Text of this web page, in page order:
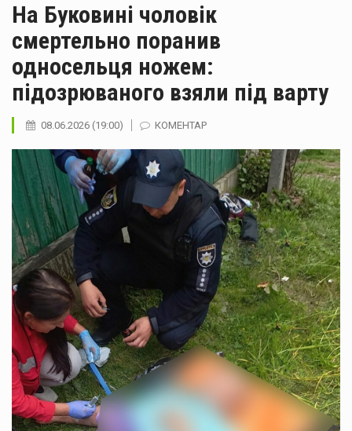
На Буковині чоловік
смертельно поранив
односельця ножем:
підозрюваного взяли під варту
08.06.2026 (19:00) КОМЕНТАР